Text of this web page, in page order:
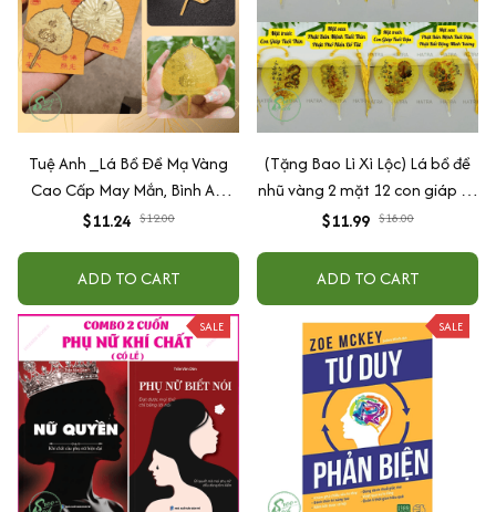
Tuệ Anh _Lá Bồ Đề Mạ Vàng
Cao Cấp May Mắn, Bình An,
Chiêu Tài Lộc
$11.24 $12.00
ADD TO CART
(Tặng Bao Lì Xì Lộc) Lá bồ đề
nhũ vàng 2 mặt 12 con giáp và
phật bản mệnh, để ốp lưng
quang
$11.99 $18.00
ADD TO CART
SALE SALE